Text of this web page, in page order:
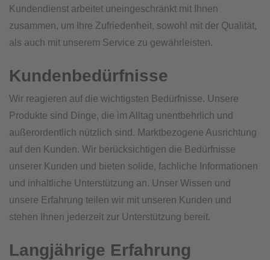
Kundendienst arbeitet uneingeschränkt mit Ihnen
zusammen, um Ihre Zufriedenheit, sowohl mit der Qualität,
als auch mit unserem Service zu gewährleisten.
Kundenbedürfnisse
Wir reagieren auf die wichtigsten Bedürfnisse. Unsere
Produkte sind Dinge, die im Alltag unentbehrlich und
außerordentlich nützlich sind. Marktbezogene Ausrichtung
auf den Kunden. Wir berücksichtigen die Bedürfnisse
unserer Kunden und bieten solide, fachliche Informationen
und inhaltliche Unterstützung an. Unser Wissen und
unsere Erfahrung teilen wir mit unseren Kunden und
stehen Ihnen jederzeit zur Unterstützung bereit.
Langjährige Erfahrung